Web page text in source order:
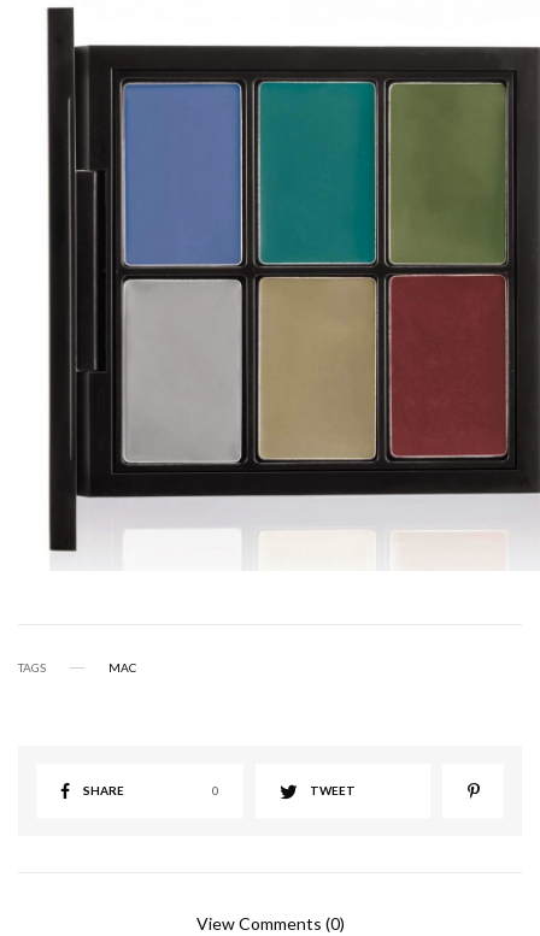
TAGS MAC
SHARE 0 TWEET
View Comments (0)